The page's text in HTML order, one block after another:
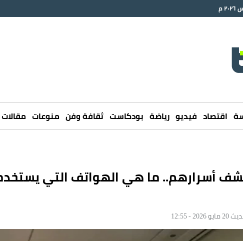
اقتصاد فيديو رياضة بودكاست ثقافة وفن منوعات مقالات
أسرارهم.. ما هي الهواتف التي